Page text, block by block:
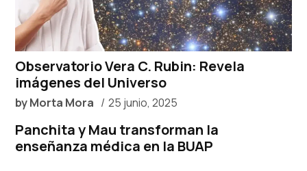
Observatorio Vera C. Rubin: Revela
imágenes del Universo
byMorta Mora 25 junio, 2025
Panchita y Mau transforman la
enseñanza médica en la BUAP